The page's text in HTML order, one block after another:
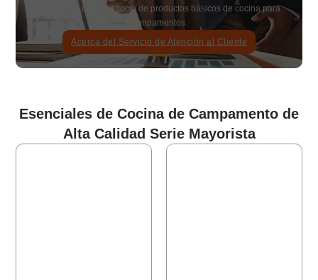
problemas de su negocio de productos básicos de cocina para
campamentos.
Acerca del Servicio de Atención al Cliente
Esenciales de Cocina de Campamento de
Alta Calidad Serie Mayorista